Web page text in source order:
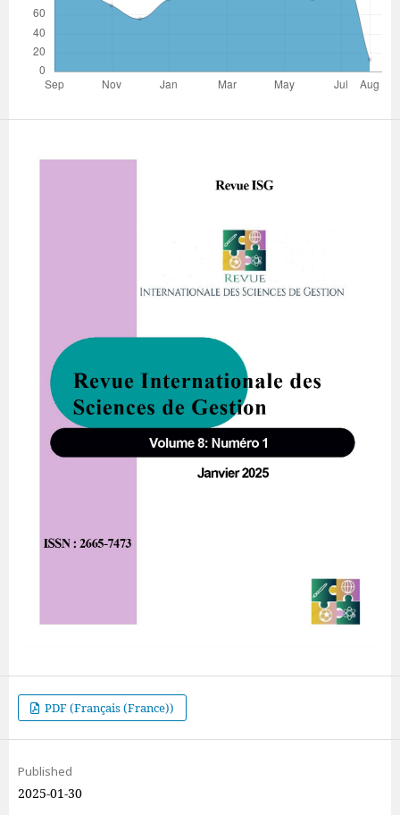
PDF (Français (France))
Published
2025-01-30